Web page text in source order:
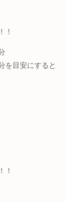
！
安にすると
！